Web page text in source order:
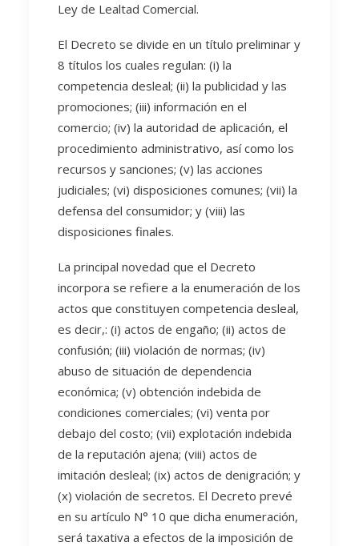
Ley de Lealtad Comercial.
El Decreto se divide en un título preliminar y
8 títulos los cuales regulan: (i) la
competencia desleal; (ii) la publicidad y las
promociones; (iii) información en el
comercio; (iv) la autoridad de aplicación, el
procedimiento administrativo, así como los
recursos y sanciones; (v) las acciones
judiciales; (vi) disposiciones comunes; (vii) la
defensa del consumidor; y (viii) las
disposiciones finales.
La principal novedad que el Decreto
incorpora se refiere a la enumeración de los
actos que constituyen competencia desleal,
es decir,: (i) actos de engaño; (ii) actos de
confusión; (iii) violación de normas; (iv)
abuso de situación de dependencia
económica; (v) obtención indebida de
condiciones comerciales; (vi) venta por
debajo del costo; (vii) explotación indebida
de la reputación ajena; (viii) actos de
imitación desleal; (ix) actos de denigración; y
(x) violación de secretos. El Decreto prevé
en su artículo N° 10 que dicha enumeración,
será taxativa a efectos de la imposición de